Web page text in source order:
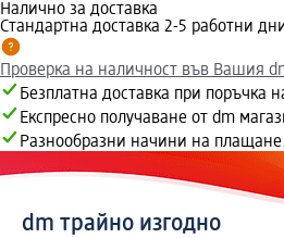
Налично за доставка
Стандартна доставка 2-5 работни
Проверка на наличност във Вашия
Безплатна доставка при поръчка
Експресно получаване от dm
Разнообразни начини на плащане.
dm трайно изгодно